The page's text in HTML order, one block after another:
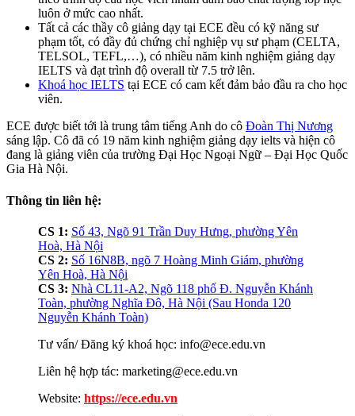
luôn ở mức cao nhất.
Tất cả các thầy cô giảng dạy tại ECE đều có kỹ năng sư
phạm tốt, có đầy đủ chứng chỉ nghiệp vụ sư phạm (CELTA,
TELSOL, TEFL,…), có nhiều năm kinh nghiệm giảng dạy
IELTS và đạt trình độ overall từ 7.5 trở lên.
Khoá học IELTS tại ECE có cam kết đảm bảo đầu ra cho học
viên.
ECE được biết tới là trung tâm tiếng Anh do cô Đoàn Thị Nương
sáng lập. Cô đã có 19 năm kinh nghiệm giảng dạy ielts và hiện cô
đang là giảng viên của trường Đại Học Ngoại Ngữ – Đại Học Quốc
Gia Hà Nội.
Thông tin liên hệ:
CS 1: Số 43, Ngõ 91 Trần Duy Hưng, phường Yên
Hoà, Hà Nội
CS 2: Số 16N8B, ngõ 7 Hoàng Minh Giám, phường
Yên Hoà, Hà Nội
CS 3: Nhà CL11-A2, Ngõ 118 phố Đ. Nguyễn Khánh
Toàn, phường Nghĩa Đô, Hà Nội (Sau Honda 120
Nguyễn Khánh Toàn)
Tư vấn/ Đăng ký khoá học: info@ece.edu.vn
Liên hệ hợp tác: marketing@ece.edu.vn
Website: https://ece.edu.vn